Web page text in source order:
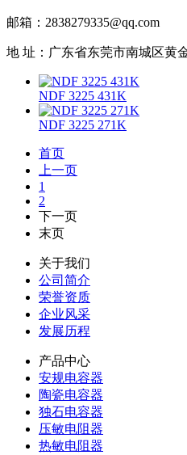
邮箱：2838279335@qq.com
地 址：广东省东莞市南城区黄
NDF 3225 431K
NDF 3225 271K
首页
上一页
1
2
下一页
末页
关于我们
公司简介
荣誉资质
企业风采
发展历程
产品中心
安规电容器
陶瓷电容器
独石电容器
压敏电阻器
热敏电阻器